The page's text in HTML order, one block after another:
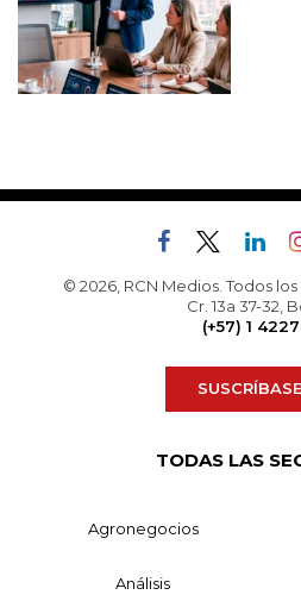
© 2026, RCN Medios. Todos
Cr. 13a 37-32,
(+57) 1
SUSCRÍBASE
TODAS LAS
Agronegocios
Análisis